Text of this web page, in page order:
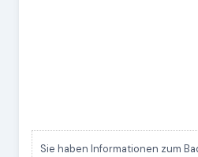
Sie haben Informationen zum